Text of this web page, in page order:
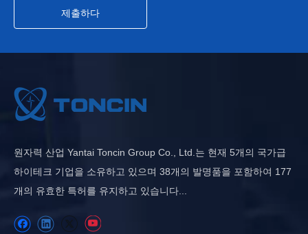
제출하다
원자력 산업 Yantai Toncin Group Co., Ltd.는 현재 5개의 국가급
하이테크 기업을 소유하고 있으며 38개의 발명품을 포함하여 177
개의 유효한 특허를 유지하고 있습니다...